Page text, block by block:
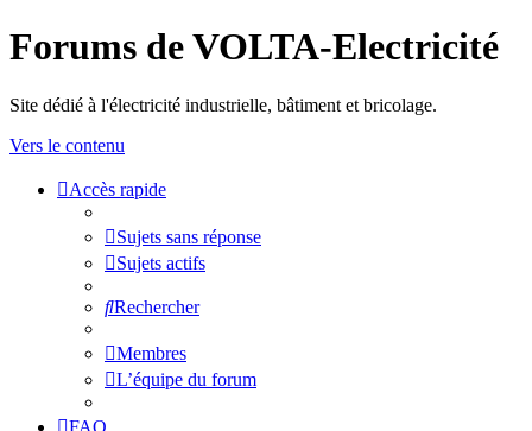
Forums de VOLTA-Electricité
Site dédié à l'électricité industrielle, bâtiment et bricolage.
Vers le contenu
Accès rapide
Sujets sans réponse
Sujets actifs
Rechercher
Membres
L’équipe du forum
FAQ